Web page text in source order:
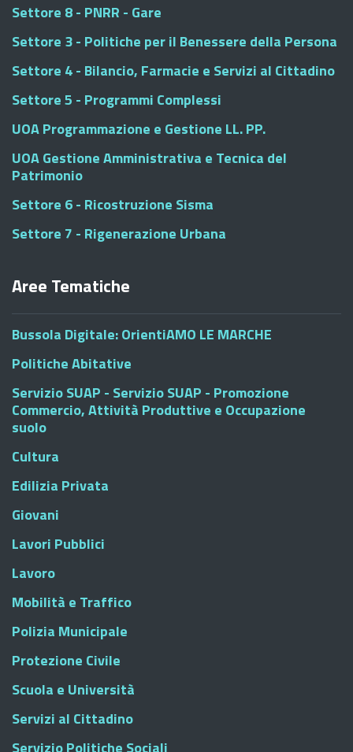
Settore 8 - PNRR - Gare
Settore 3 - Politiche per il Benessere della Persona
Settore 4 - Bilancio, Farmacie e Servizi al Cittadino
Settore 5 - Programmi Complessi
UOA Programmazione e Gestione LL. PP.
UOA Gestione Amministrativa e Tecnica del
Patrimonio
Settore 6 - Ricostruzione Sisma
Settore 7 - Rigenerazione Urbana
Aree Tematiche
Bussola Digitale: OrientiAMO LE MARCHE
Politiche Abitative
Servizio SUAP - Servizio SUAP - Promozione
Commercio, Attività Produttive e Occupazione
suolo
Cultura
Edilizia Privata
Giovani
Lavori Pubblici
Lavoro
Mobilità e Traffico
Polizia Municipale
Protezione Civile
Scuola e Università
Servizi al Cittadino
Servizio Politiche Sociali